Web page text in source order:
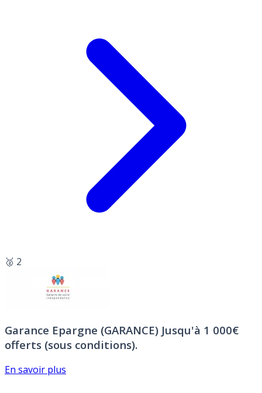
🥈 2
Garance Epargne (GARANCE) Jusqu'à 1 000€
offerts (sous conditions).
En savoir plus